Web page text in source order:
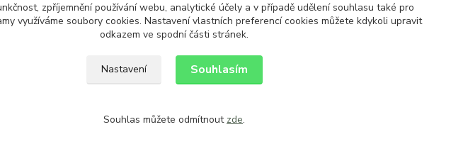
zpříjemnění používání webu, analytické účely a v případě udělení souhlasu také pro
využíváme soubory cookies. Nastavení vlastních preferencí cookies můžete kdykoli upravit
odkazem ve spodní části stránek.
Nastavení Souhlasím
Souhlas můžete odmítnout zde.